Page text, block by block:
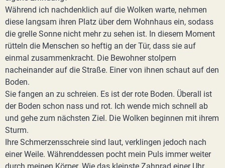
Während ich nachdenklich auf die Wolken warte, nehmen
diese langsam ihren Platz über dem Wohnhaus ein, sodass
die grelle Sonne nicht mehr zu sehen ist. In diesem Moment
rütteln die Menschen so heftig an der Tür, dass sie auf
einmal zusammenkracht. Die Bewohner stolpern
nacheinander auf die Straße. Einer von ihnen schaut auf den
Boden.
Sie fangen an zu schreien. Es ist der rote Boden. Überall ist
der Boden schon nass und rot. Ich wende mich schnell ab
und gehe zum nächsten Ziel. Die Wolken beginnen mit ihrem
Sturm.
Ihre Schmerzensschreie sind laut, verklingen jedoch nach
einer Weile. Währenddessen pocht mein Puls immer weiter